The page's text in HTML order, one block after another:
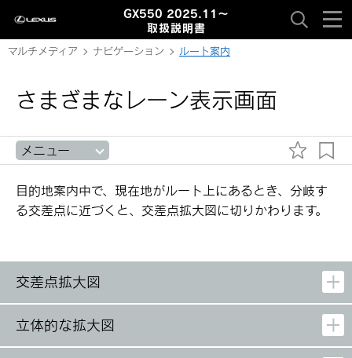
GX550 2025.11～
取扱説明書
マルチメディア ナビゲーション ルート案内
さまざまなレーン表示画面
メニュー
目的地案内中で、現在地がルート上にあるとき、分岐す
る交差点に近づくと、交差点拡大図に切りかわります。
交差点拡大図
立体的な拡大図